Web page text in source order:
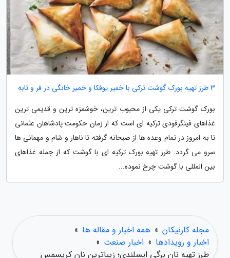
3 طرز تهیه بورک گوشت ترکی با خمیر یوفکا و خمیر خانگی در فر و تابه
بورک گوشت ترکی یکی از محبوب ترین، خوشمزه ترین و قدیمی ترین
غذاهای فینگرفودی ترکیه ای است که از زمان حکومت پادشاهان عثمانی
تا به امروز در تمام وعده ها از صبحانه گرفته تا ناهار و شام و مهمانی ها
سرو می گردد. طرز تهیه بورک ترکیه ای با گوشت که از جمله غذاهای
بین المللی با گوشت چرخ نموده...
مجله کارنیکان » همه اخبار و مقاله ها »
اخبار و رویدادها » اخبار صنعت »
طرز تهیه نان برگی ایسلندی؛ زیباترین نان کریسمس